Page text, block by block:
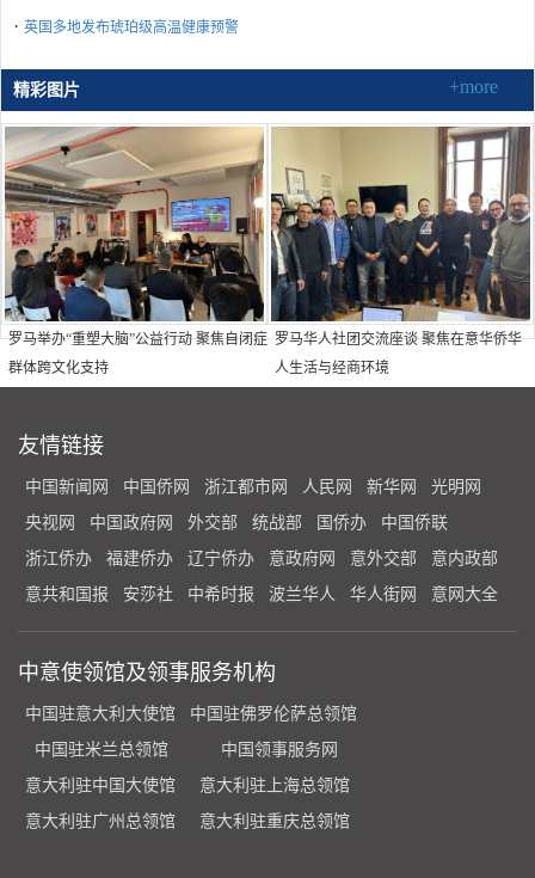
· 英国多地发布琥珀级高温健康预警
精彩图片 +more
罗马举办“重塑大脑”公益行动 聚焦自闭症
群体跨文化支持
罗马华人社团交流座谈 聚焦在意华侨华
人生活与经商环境
友情链接
中国新闻网 中国侨网 浙江都市网 人民网 新华网
光明网
央视网
中国政府网 外交部 统战部 国侨办
中国侨联
浙江侨办
福建侨办 辽宁侨办 意政府网 意外交部
意内政部
意共和国报
安莎社 中希时报 波兰华人 华人街网 意网大全
中意使领馆及领事服务机构
中国驻意大利大使馆
中国驻佛罗伦萨总领馆
中国驻米兰总领馆
中国领事服务网
意大利驻中国大使馆
意大利驻上海总领馆
意大利驻广州总领馆
意大利驻重庆总领馆